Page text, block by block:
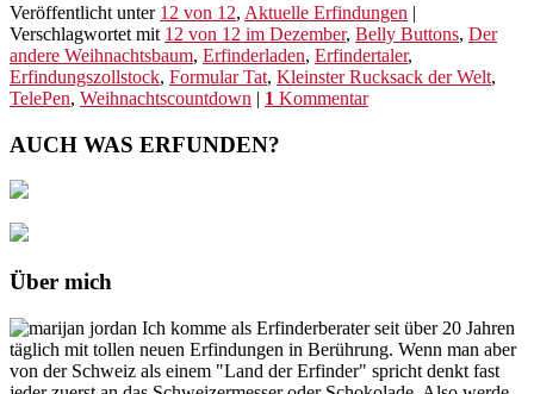
Veröffentlicht unter 12 von 12, Aktuelle Erfindungen |
Verschlagwortet mit 12 von 12 im Dezember, Belly Buttons, Der
andere Weihnachtsbaum, Erfinderladen, Erfindertaler,
Erfindungszollstock, Formular Tat, Kleinster Rucksack der Welt,
TelePen, Weihnachtscountdown | 1 Kommentar
AUCH WAS ERFUNDEN?
Über mich
Ich komme als Erfinderberater seit über 20 Jahren
täglich mit tollen neuen Erfindungen in Berührung. Wenn man aber
von der Schweiz als einem "Land der Erfinder" spricht denkt fast